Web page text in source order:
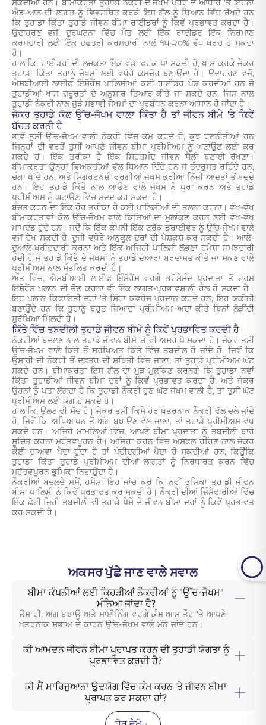
ਸਕਦੀਆਂ ਹਨ। ਬੀਮਾਕਰਤਾ ਤੁਹਾਡੀ ਨੌਕਰੀ ਦੇ ਜੋਖਮ ਪੱਧਰ ਦੇ ਆਧਾਰ 'ਤੇ ਇਹਨਾਂ
ਐਡ-ਆਨ ਦੀ ਲਾਗਤ ਨੂੰ ਵਿਵਸਥਿਤ ਕਰਕੇ ਇਸ ਗੱਲ ਨੂੰ ਧਿਆਨ ਵਿੱਚ ਰੱਖਦੇ ਹਨ
ਕਿ ਤੁਹਾਡਾ ਕਿੱਤਾ ਤੁਹਾਡੇ ਜੀਵਨ ਬੀਮਾ ਰਾਈਡਰਾਂ ਨੂੰ ਕਿਵੇਂ ਪ੍ਰਭਾਵਤ ਕਰਦਾ ਹੈ।
ਉਦਾਹਰਣ ਵਜੋਂ, ਦੁਰਘਟਨਾ ਵਿੱਚ ਮੌਤ ਲਈ ਇੱਕ ਰਾਈਡਰ ਇੱਕ ਨਿਰਮਾਣ
ਕਰਮਚਾਰੀ ਲਈ ਇੱਕ ਦਫਤਰੀ ਕਰਮਚਾਰੀ ਨਾਲੋਂ ੧੫-੨੦% ਵੱਧ ਖਰਚ ਹੋ ਸਕਦਾ
ਹੈ।
ਹਾਲਾਂਕਿ, ਰਾਈਡਰਾਂ ਦੀ ਲਚਕਤਾ ਇੱਕ ਵੱਡਾ ਫ਼ਰਕ ਪਾ ਸਕਦੀ ਹੈ, ਖਾਸ ਕਰਕੇ ਜੇਕਰ
ਤੁਹਾਡਾ ਕਿੱਤਾ ਤੁਹਾਨੂੰ ਜੋਖਮਾਂ ਲਈ ਵਧੇਰੇ ਕਮਜ਼ੋਰ ਬਣਾਉਂਦਾ ਹੈ। ਉਦਾਹਰਣ ਵਜੋਂ,
ਐਸਬੀਆਈ ਲਾਈਫ ਇੰਸ਼ੋਰੈਂਸ ਪਾਲਿਸੀਆਂ ਕਈ ਰਾਈਡਰ ਪੇਸ਼ ਕਰਦੀਆਂ ਹਨ ਜੋ
ਤੁਹਾਡੀਆਂ ਖਾਸ ਜ਼ਰੂਰਤਾਂ ਦੇ ਅਨੁਸਾਰ ਤਿਆਰ ਕੀਤੇ ਜਾ ਸਕਦੇ ਹਨ, ਜਿਸ ਨਾਲ
ਤੁਹਾਡੀ ਨੌਕਰੀ ਨਾਲ ਜੁੜੇ ਸੰਭਾਵੀ ਜੋਖਮਾਂ ਦਾ ਪ੍ਰਬੰਧਨ ਕਰਨਾ ਆਸਾਨ ਹੋ ਜਾਂਦਾ ਹੈ।
ਜੇਕਰ ਤੁਹਾਡੇ ਕੋਲ ਉੱਚ-ਜੋਖਮ ਵਾਲਾ ਕਿੱਤਾ ਹੈ ਤਾਂ ਜੀਵਨ ਬੀਮੇ 'ਤੇ ਕਿਵੇਂ
ਬੱਚਤ ਕਰਨੀ ਹੈ
ਭਾਵੇਂ ਤੁਸੀਂ ਉੱਚ-ਜੋਖਮ ਵਾਲੀ ਨੌਕਰੀ ਵਿੱਚ ਕੰਮ ਕਰਦੇ ਹੋ, ਕੁਝ ਰਣਨੀਤੀਆਂ ਹਨ
ਜਿਨ੍ਹਾਂ ਦੀ ਵਰਤੋਂ ਤੁਸੀਂ ਆਪਣੇ ਜੀਵਨ ਬੀਮਾ ਪ੍ਰੀਮੀਅਮ ਨੂੰ ਘਟਾਉਣ ਲਈ ਕਰ
ਸਕਦੇ ਹੋ। ਇੱਕ ਤਰੀਕਾ ਹੈ ਇੱਕ ਸਿਹਤਮੰਦ ਜੀਵਨ ਸ਼ੈਲੀ ਬਣਾਈ ਰੱਖਣਾ।
ਬੀਮਾਕਰਤਾ ਉਨ੍ਹਾਂ ਵਿਅਕਤੀਆਂ ਵੱਲ ਧਿਆਨ ਦਿੰਦੇ ਹਨ ਜੋ ਤੰਦਰੁਸਤ ਰਹਿੰਦੇ ਹਨ,
ਚੰਗਾ ਖਾਂਦੇ ਹਨ, ਅਤੇ ਸਿਗਰਟਨੋਸ਼ੀ ਵਰਗੀਆਂ ਜੋਖਮ ਭਰੀਆਂ ਨਿੱਜੀ ਆਦਤਾਂ ਤੋਂ ਬਚਦੇ
ਹਨ। ਇਹ ਤੁਹਾਡੇ ਕਿੱਤੇ ਨਾਲ ਆਉਣ ਵਾਲੇ ਜੋਖਮ ਨੂੰ ਪੂਰਾ ਕਰਨ ਅਤੇ ਤੁਹਾਡੇ
ਪ੍ਰੀਮੀਅਮ ਨੂੰ ਘਟਾਉਣ ਵਿੱਚ ਮਦਦ ਕਰ ਸਕਦਾ ਹੈ।
ਬੱਚਤ ਕਰਨ ਦਾ ਇੱਕ ਹੋਰ ਤਰੀਕਾ ਹੈ ਕਈ ਪਾਲਿਸੀਆਂ ਦੀ ਤੁਲਨਾ ਕਰਨਾ। ਵੱਖ-ਵੱਖ
ਬੀਮਾਕਰਤਾਵਾਂ ਕੋਲ ਉੱਚ-ਜੋਖਮ ਵਾਲੇ ਕਿੱਤਿਆਂ ਦਾ ਮੁਲਾਂਕਣ ਕਰਨ ਲਈ ਵੱਖ-ਵੱਖ
ਮਾਪਦੰਡ ਹੁੰਦੇ ਹਨ। ਜਦੋਂ ਕਿ ਇੱਕ ਕੰਪਨੀ ਇੱਕ ਟਰੱਕ ਡਰਾਈਵਰ ਨੂੰ ਉੱਚ-ਜੋਖਮ ਵਾਲੇ
ਵਜੋਂ ਦੇਖ ਸਕਦੀ ਹੈ, ਦੂਜੀ ਵਧੇਰੇ ਅਨੁਕੂਲ ਦਰਾਂ ਦੀ ਪੇਸ਼ਕਸ਼ ਕਰ ਸਕਦੀ ਹੈ। ਆਲੇ-
ਦੁਆਲੇ ਖਰੀਦਦਾਰੀ ਕਰਨਾ ਅਤੇ ਇੱਕ ਅਜਿਹੀ ਪਾਲਿਸੀ ਲੱਭਣਾ ਹਮੇਸ਼ਾ ਸਮਝਦਾਰੀ
ਹੁੰਦੀ ਹੈ ਜੋ ਤੁਹਾਡੇ ਕਿੱਤੇ ਦੇ ਜੋਖਮਾਂ ਨੂੰ ਤੁਹਾਡੇ ਦੁਆਰਾ ਬਰਦਾਸ਼ਤ ਕੀਤੇ ਜਾ ਸਕਣ ਵਾਲੇ
ਪ੍ਰੀਮੀਅਮ ਨਾਲ ਸੰਤੁਲਿਤ ਕਰਦੀ ਹੈ।
ਅੰਤ ਵਿੱਚ, ਐਸਬੀਆਈ ਲਾਈਫ਼ ਇੰਸ਼ੋਰੈਂਸ ਵਰਗੇ ਭਰੋਸੇਮੰਦ ਪ੍ਰਦਾਤਾ ਤੋਂ ਟਰਮ
ਇੰਸ਼ੋਰੈਂਸ ਪਲਾਨ ਦੀ ਚੋਣ ਕਰਨਾ ਵੀ ਇੱਕ ਲਾਗਤ-ਪ੍ਰਭਾਵਸ਼ਾਲੀ ਹੱਲ ਹੋ ਸਕਦਾ ਹੈ।
ਇਹ ਪਲਾਨ ਕਿਫਾਇਤੀ ਦਰਾਂ 'ਤੇ ਸਿੱਧਾ ਕਵਰੇਜ ਪ੍ਰਦਾਨ ਕਰਦੇ ਹਨ, ਇਹ ਯਕੀਨੀ
ਬਣਾਉਂਦੇ ਹਨ ਕਿ ਤੁਹਾਨੂੰ ਬਹੁਤ ਜ਼ਿਆਦਾ ਪ੍ਰੀਮੀਅਮ ਅਦਾ ਕੀਤੇ ਬਿਨਾਂ ਲੋੜੀਂਦੀ
ਸੁਰੱਖਿਆ ਮਿਲਦੀ ਹੈ।
ਕਿੱਤੇ ਵਿੱਚ ਤਬਦੀਲੀ ਤੁਹਾਡੇ ਜੀਵਨ ਬੀਮੇ ਨੂੰ ਕਿਵੇਂ ਪ੍ਰਭਾਵਿਤ ਕਰਦੀ ਹੈ
ਨੌਕਰੀਆਂ ਬਦਲਣ ਨਾਲ ਤੁਹਾਡੇ ਜੀਵਨ ਬੀਮੇ 'ਤੇ ਵੀ ਅਸਰ ਪੈ ਸਕਦਾ ਹੈ। ਜੇਕਰ ਤੁਸੀਂ
ਉੱਚ-ਜੋਖਮ ਵਾਲੇ ਕਿੱਤੇ ਤੋਂ ਸੁਰੱਖਿਅਤ ਕਿੱਤੇ ਵਿੱਚ ਤਬਦੀਲ ਹੋ ਜਾਂਦੇ ਹੋ, ਜਿਵੇਂ ਕਿ
ਉਸਾਰੀ ਦੀ ਨੌਕਰੀ ਤੋਂ ਦਫ਼ਤਰ ਦੀ ਸਥਿਤੀ ਵਿੱਚ ਜਾਣਾ, ਤਾਂ ਤੁਹਾਡੇ ਪ੍ਰੀਮੀਅਮ ਘੱਟ
ਸਕਦੇ ਹਨ। ਬੀਮਾਕਰਤਾ ਇਸ ਗੱਲ ਦਾ ਮੁੜ ਮੁਲਾਂਕਣ ਕਰਨਗੇ ਕਿ ਤੁਹਾਡਾ ਨਵਾਂ
ਕਿੱਤਾ ਤੁਹਾਡੀਆਂ ਜੀਵਨ ਬੀਮਾ ਦਰਾਂ ਨੂੰ ਕਿਵੇਂ ਪ੍ਰਭਾਵਤ ਕਰਦਾ ਹੈ, ਅਤੇ ਜੇਕਰ
ਉਹਨਾਂ ਨੂੰ ਪਤਾ ਲੱਗਦਾ ਹੈ ਕਿ ਤੁਹਾਡੀ ਨੌਕਰੀ ਹੁਣ ਘੱਟ ਜੋਖਮ ਵਾਲੀ ਹੈ, ਤਾਂ ਤੁਸੀਂ ਘੱਟ
ਪ੍ਰੀਮੀਅਮ ਲਈ ਯੋਗ ਹੋ ਸਕਦੇ ਹੋ।
ਹਾਲਾਂਕਿ, ਉਲਟ ਵੀ ਸੱਚ ਹੈ। ਜੇਕਰ ਤੁਸੀਂ ਕਿਸੇ ਹੋਰ ਖ਼ਤਰਨਾਕ ਨੌਕਰੀ ਵੱਲ ਚਲੇ ਜਾਂਦੇ
ਹੋ, ਜਿਵੇਂ ਕਿ ਅਧਿਆਪਨ ਤੋਂ ਅੱਗ ਬੁਝਾਉਣ ਵੱਲ ਜਾਣਾ, ਤਾਂ ਤੁਹਾਡੇ ਪ੍ਰੀਮੀਅਮ ਵੱਧ
ਸਕਦੇ ਹਨ। ਅਜਿਹੇ ਮਾਮਲਿਆਂ ਵਿੱਚ, ਆਪਣੇ ਬੀਮਾ ਪ੍ਰਦਾਤਾ ਨੂੰ ਤਬਦੀਲੀ ਬਾਰੇ
ਸੂਚਿਤ ਕਰਨਾ ਮਹੱਤਵਪੂਰਨ ਹੈ। ਅਜਿਹਾ ਕਰਨ ਵਿੱਚ ਅਸਫਲ ਰਹਿਣ ਨਾਲ ਜੇਕਰ
ਕੋਈ ਦਾਅਵਾ ਪੈਦਾ ਹੁੰਦਾ ਹੈ ਤਾਂ ਪੇਚੀਦਗੀਆਂ ਪੈਦਾ ਹੋ ਸਕਦੀਆਂ ਹਨ, ਕਿਉਂਕਿ
ਤੁਹਾਡਾ ਕਿੱਤਾ ਤੁਹਾਡੇ ਪ੍ਰੀਮੀਅਮ ਦੀਆਂ ਲਾਗਤਾਂ ਨੂੰ ਨਿਰਧਾਰਤ ਕਰਨ ਵਿੱਚ
ਮਹੱਤਵਪੂਰਨ ਭੂਮਿਕਾ ਨਿਭਾਉਂਦਾ ਹੈ।
ਨੌਕਰੀਆਂ ਬਦਲਦੇ ਸਮੇਂ, ਹਮੇਸ਼ਾ ਇਹ ਜਾਂਚ ਕਰੋ ਕਿ ਨਵੀਂ ਭੂਮਿਕਾ ਤੁਹਾਡੀ ਜੀਵਨ
ਬੀਮਾ ਪਾਲਿਸੀ ਨੂੰ ਕਿਵੇਂ ਪ੍ਰਭਾਵਤ ਕਰ ਸਕਦੀ ਹੈ। ਨੌਕਰੀ ਦੀਆਂ ਜ਼ਿੰਮੇਵਾਰੀਆਂ ਵਿੱਚ
ਇੱਕ ਛੋਟੀ ਜਿਹੀ ਤਬਦੀਲੀ ਵੀ ਤੁਹਾਡੇ ਪੇਸ਼ੇ ਦੇ ਜੀਵਨ ਬੀਮਾ ਦਰਾਂ ਨੂੰ ਕਿਵੇਂ ਪ੍ਰਭਾਵਤ
ਕਰ ਸਕਦੀ ਹੈ।
ਅਕਸਰ ਪੁੱਛੇ ਜਾਣ ਵਾਲੇ ਸਵਾਲ
ਬੀਮਾ ਕੰਪਨੀਆਂ ਲਈ ਕਿਹੜੀਆਂ ਨੌਕਰੀਆਂ ਨੂੰ "ਉੱਚ-ਜੋਖਮ"
ਮੰਨਿਆ ਜਾਂਦਾ ਹੈ?
ਉਸਾਰੀ, ਅੱਗ ਬੁਝਾਊ ਅਤੇ ਮਾਈਨਿੰਗ ਵਰਗੇ ਕੰਮ ਆਮ ਤੌਰ 'ਤੇ ਆਪਣੇ
ਖ਼ਤਰਨਾਕ ਸੁਭਾਅ ਦੇ ਕਾਰਨ ਉੱਚ-ਜੋਖਮ ਵਾਲੇ ਮੰਨੇ ਜਾਂਦੇ ਹਨ।
ਕੀ ਆਮਦਨ ਜੀਵਨ ਬੀਮਾ ਪ੍ਰਾਪਤ ਕਰਨ ਦੀ ਤੁਹਾਡੀ ਯੋਗਤਾ ਨੂੰ
ਪ੍ਰਭਾਵਿਤ ਕਰਦੀ ਹੈ?
ਕੀ ਮੈਂ ਮਾਰਿਜੁਆਨਾ ਉਦਯੋਗ ਵਿੱਚ ਕੰਮ ਕਰਨ 'ਤੇ ਜੀਵਨ ਬੀਮਾ
ਪ੍ਰਾਪਤ ਕਰ ਸਕਦਾ ਹਾਂ?